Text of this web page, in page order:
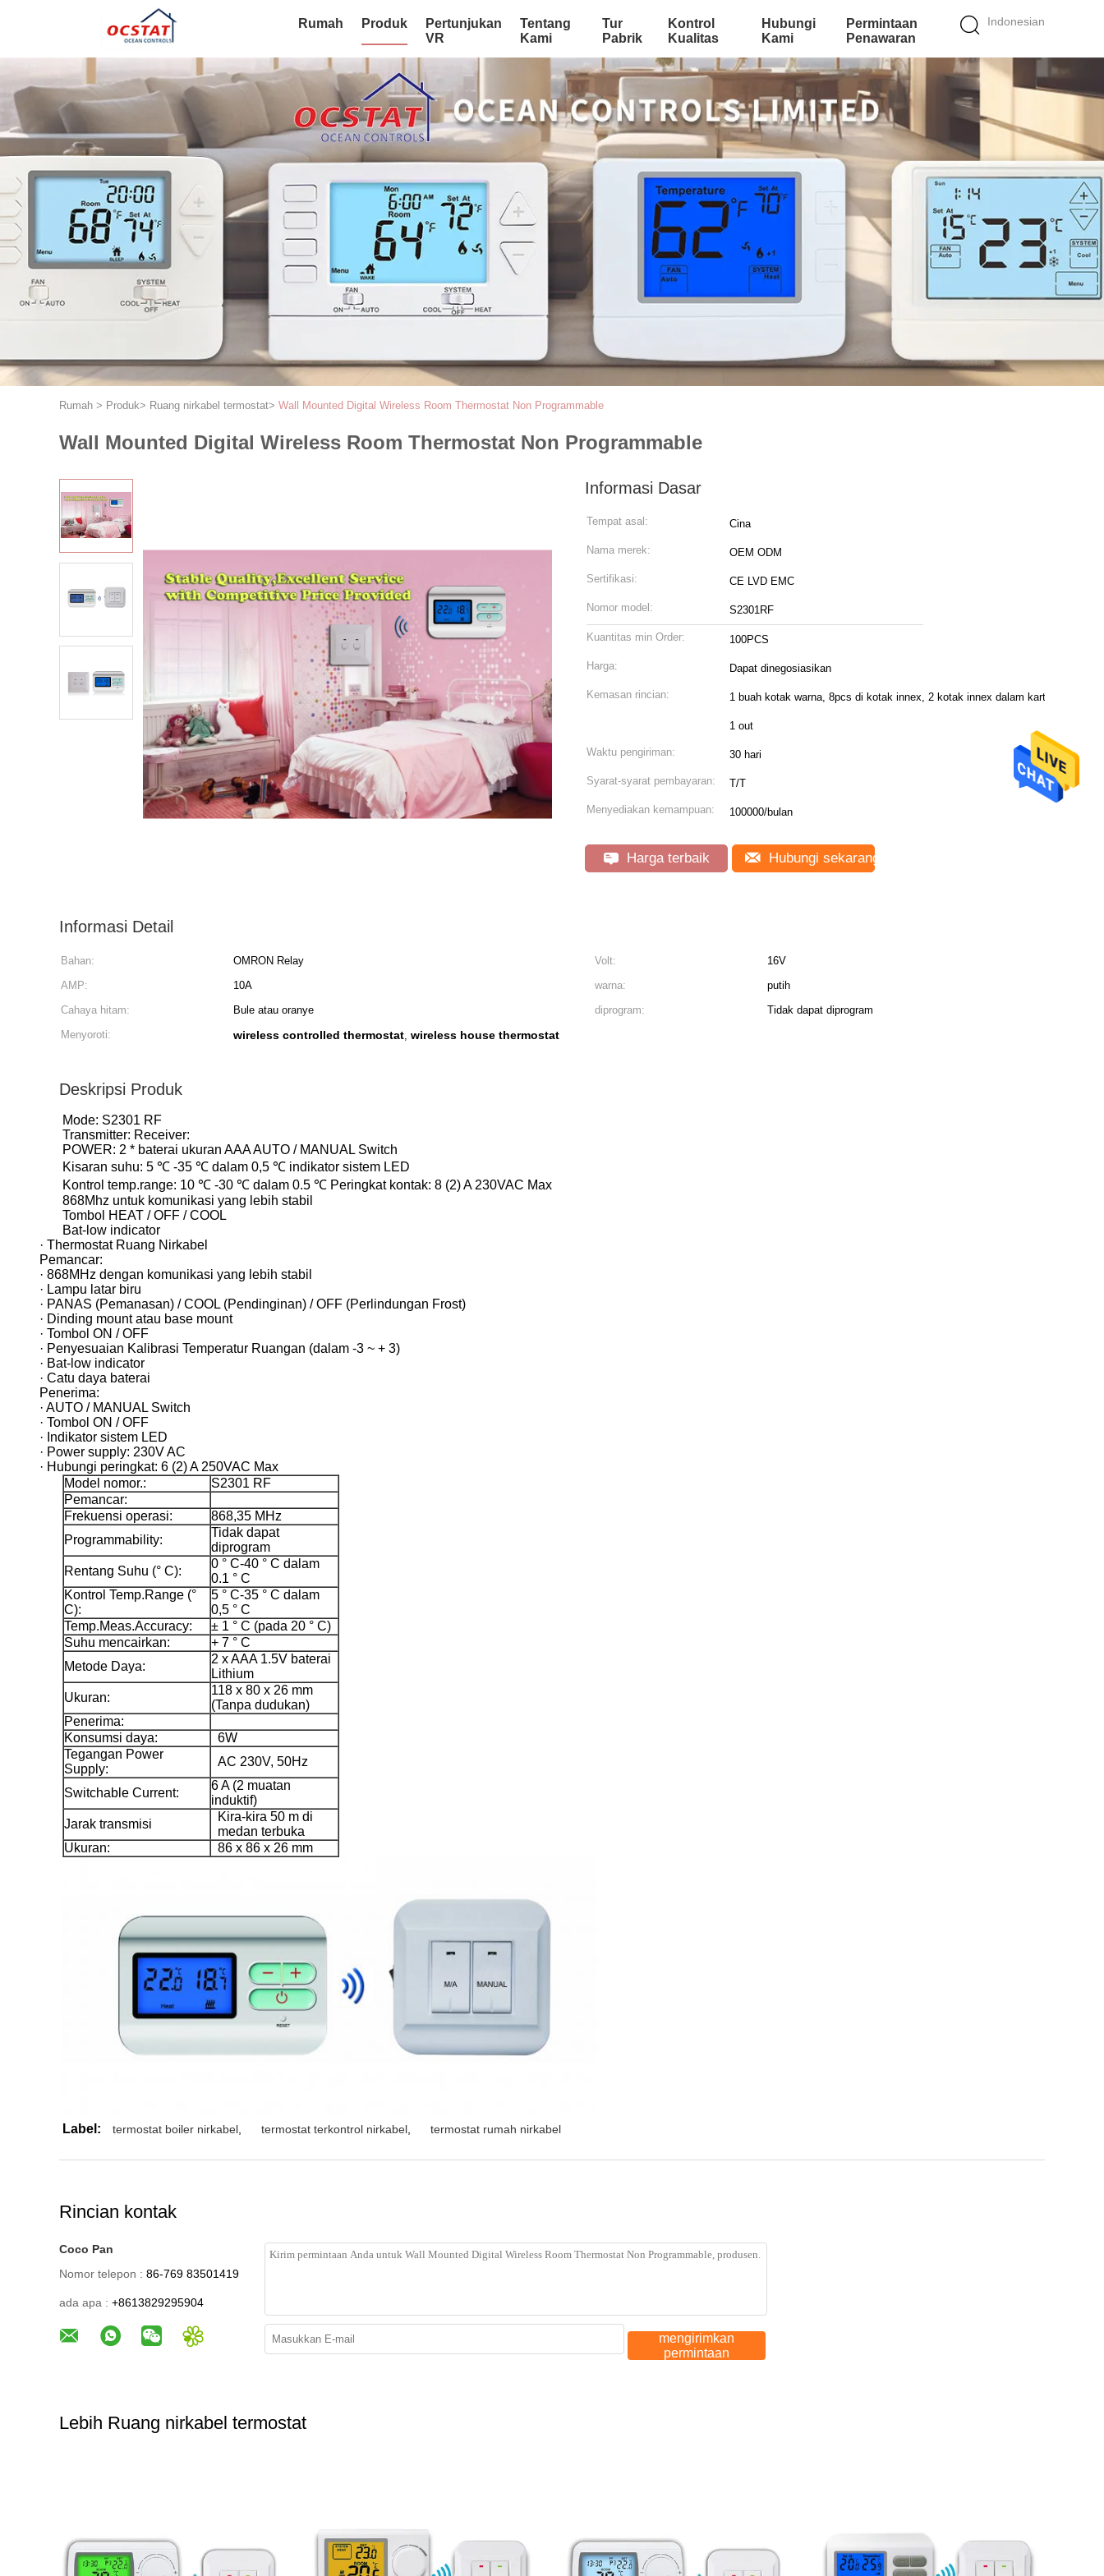
Indonesian
Rumah Produk
Pertunjukan
VR
Tentang
Kami
Tur
Pabrik
Kontrol
Kualitas
Hubungi
Kami
Permintaan
Penawaran
Rumah > Produk> Ruang nirkabel termostat> Wall Mounted Digital Wireless Room Thermostat Non Programmable
Wall Mounted Digital Wireless Room Thermostat Non Programmable
Informasi Dasar
Tempat asal: Cina
Nama merek: OEM ODM
Sertifikasi: CE LVD EMC
Nomor model: S2301RF
Kuantitas min Order: 100PCS
Harga: Dapat dinegosiasikan
Kemasan rincian: 1 buah kotak warna, 8pcs di kotak innex, 2 kotak innex dalam karton
1 out
Waktu pengiriman: 30 hari
Syarat-syarat pembayaran: T/T
Menyediakan kemampuan: 100000/bulan
Harga terbaik Hubungi sekarang
Informasi Detail
Bahan: OMRON Relay Volt:
16V
AMP:
10A warna:
putih
Cahaya hitam:
Bule atau oranye diprogram:
Tidak dapat diprogram
Menyoroti:
wireless controlled thermostat, wireless house thermostat
Deskripsi Produk
Mode: S2301 RF
Transmitter: Receiver:
POWER: 2 * baterai ukuran AAA AUTO / MANUAL Switch
Kisaran suhu: 5 ℃ -35 ℃ dalam 0,5 ℃ indikator sistem LED
Kontrol temp.range: 10 ℃ -30 ℃ dalam 0.5 ℃ Peringkat kontak: 8 (2) A 230VAC Max
868Mhz untuk komunikasi yang lebih stabil
Tombol HEAT / OFF / COOL
Bat-low indicator
· Thermostat Ruang Nirkabel
Pemancar:
· 868MHz dengan komunikasi yang lebih stabil
· Lampu latar biru
· PANAS (Pemanasan) / COOL (Pendinginan) / OFF (Perlindungan Frost)
· Dinding mount atau base mount
· Tombol ON / OFF
· Penyesuaian Kalibrasi Temperatur Ruangan (dalam -3 ~ + 3)
· Bat-low indicator
· Catu daya baterai
Penerima:
· AUTO / MANUAL Switch
· Tombol ON / OFF
· Indikator sistem LED
· Power supply: 230V AC
· Hubungi peringkat: 6 (2) A 250VAC Max
Model nomor.:
S2301 RF
Pemancar:
Frekuensi operasi:
868,35 MHz
Programmability:
Tidak dapat
diprogram
Rentang Suhu (° C):
0 ° C-40 ° C dalam
0.1 ° C
Kontrol Temp.Range (°
C):
5 ° C-35 ° C dalam
0,5 ° C
Temp.Meas.Accuracy:
± 1 ° C (pada 20 ° C)
Suhu mencairkan:
+ 7 ° C
Metode Daya:
2 x AAA 1.5V baterai
Lithium
Ukuran:
118 x 80 x 26 mm
(Tanpa dudukan)
Penerima:
Konsumsi daya:
6W
Tegangan Power
Supply:
AC 230V, 50Hz
Switchable Current:
6 A (2 muatan
induktif)
Jarak transmisi
Kira-kira 50 m di
medan terbuka
Ukuran:
86 x 86 x 26 mm
Label: termostat boiler nirkabel termostat terkontrol nirkabel termostat rumah nirkabel
Rincian kontak
Coco Pan
Nomor telepon : 86-769 83501419
ada apa : +8613829295904
mengirimkan
permintaan
Lebih Ruang nirkabel termostat